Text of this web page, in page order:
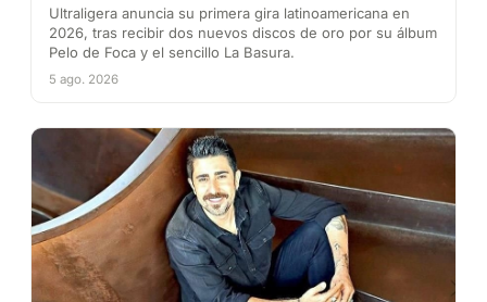
Ultraligera anuncia su primera gira latinoamericana en
2026, tras recibir dos nuevos discos de oro por su álbum
Pelo de Foca y el sencillo La Basura.
5 ago. 2026